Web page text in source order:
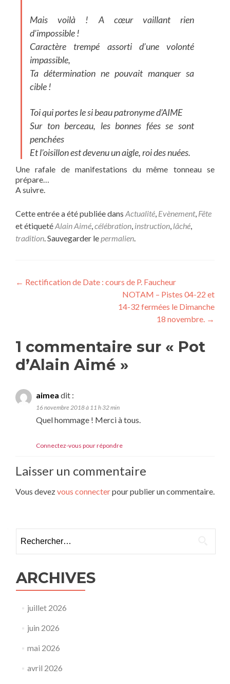
Mais voilà ! A cœur vaillant rien
d’impossible !
Caractère trempé assorti d’une volonté
impassible,
Ta détermination ne pouvait manquer sa
cible !
Toi qui portes le si beau patronyme d’AIME
Sur ton berceau, les bonnes fées se sont
penchées
Et l’oisillon est devenu un aigle, roi des nuées.
Une rafale de manifestations du même tonneau se
prépare…
A suivre.
Cette entrée a été publiée dans Actualité, Evènement, Fête
et étiquetéAlain Aimé,célébration, instruction, lâché,
tradition. Sauvegarder lepermalien.
Navigation
← Rectification de Date : cours de P. Faucheur
NOTAM – Pistes 04-22 et
14-32 fermées le Dimanche
18 novembre. →
1 commentaire sur « Pot
d’Alain Aimé »
aimea dit :
16 novembre 2018 à 11 h 32 min
Quel hommage ! Merci à tous.
Connectez-vous pour répondre
Laisser un commentaire
Vous devezvous connecterpour publier un commentaire.
ARCHIVES
juillet 2026
juin 2026
mai 2026
avril 2026